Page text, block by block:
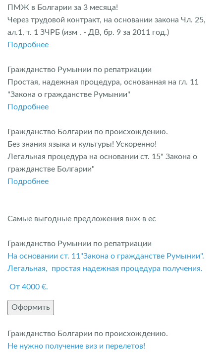
ПМЖ в Болгарии за 3 месяца!
Через трудовой контракт, на основании закона Чл. 25,
ал.1, т. 1 ЗЧРБ (изм . - ДВ, бр. 9 за 2011 год.)
Подробнее
Гражданство Румынии по репатриации
Простая, надежная процедура, основанная на гл. 11
"Закона о гражданстве Румынии"
Подробнее
Гражданство Болгарии по происхождению.
Без знания языка и культуры! Ускоренно!
Легальная процедура на основании ст. 15" Закона о
гражданстве Болгарии"
Подробнее
Самые выгодные предложения внж в ес
Гражданство Румынии по репатриации
На основании ст. 11"Закона о гражданстве Румынии".
Легальная, простая надежная процедура получения.
От 4000 €.
Оформить
Гражданство Болгарии по происхождению.
Не нужно получение виз и перелетов!